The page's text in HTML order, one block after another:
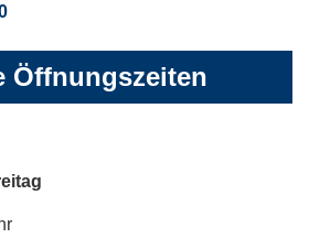
Öffnungszeiten